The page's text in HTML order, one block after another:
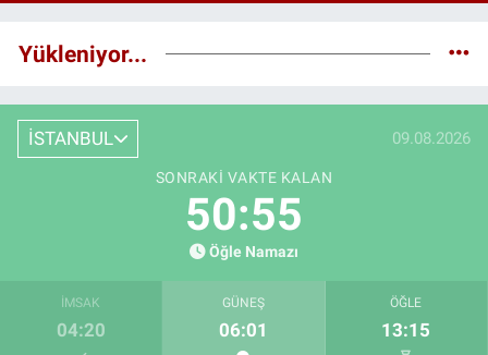
Yükleniyor...
İSTANBUL 09.08.2026
SONRAKI VAKTE KALAN
50:53
Öğle Namazı
İMSAK
04:20
GÜNEŞ
06:01
ÖĞLE
13:15